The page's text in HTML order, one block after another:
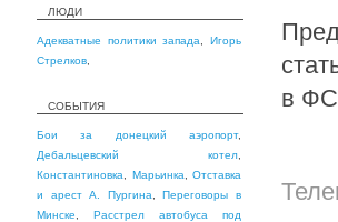
ЛЮДИ
Адекватные политики запада ,Игорь
Стрелков
СОБЫТИЯ
Бои за донецкий аэропорт,
Дебальцевский котел
Константиновка
Марьинка
Отставка
и арест А. Пургина ,Переговоры в
Минске
Расстрел автобуса под
в